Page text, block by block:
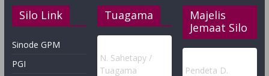
Silo Link
Sinode GPM
PGI
Tuagama
N. Sahetapy /
Tuagama
Majelis
Jemaat Silo
Pendeta D.